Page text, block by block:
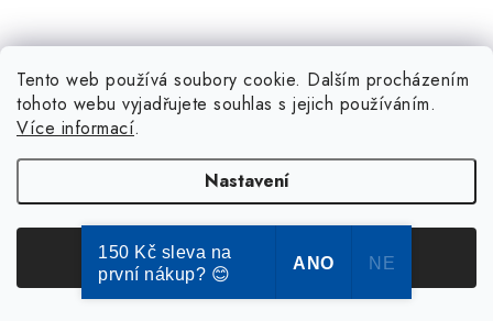
Tento web používá soubory cookie. Dalším procházením
tohoto webu vyjadřujete souhlas s jejich používáním.
Více informací.
Nastavení
Souhlasím
150 Kč sleva na
první nákup? 😊
ANO NE